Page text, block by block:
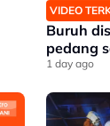
VIDEO
Buruh
pedang
1 day ago